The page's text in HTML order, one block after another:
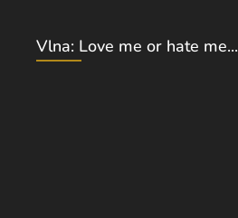
Vlna: Love me or hate me...